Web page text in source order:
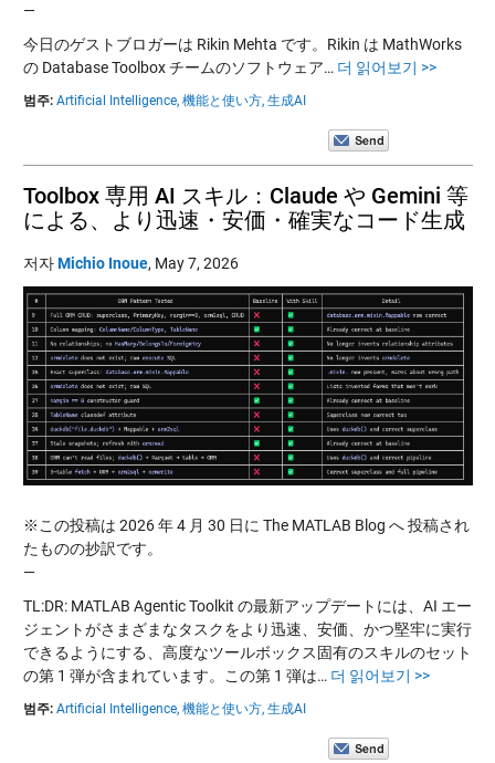
—
今日のゲストブロガーは Rikin Mehta です。Rikin は MathWorks
の Database Toolbox チームのソフトウェア… 더 읽어보기 >>
범주: Artificial Intelligence, 機能と使い方, 生成AI
Toolbox 専用 AI スキル：Claude や Gemini 等
による、より迅速・安価・確実なコード生成
저자Michio Inoue, May 7, 2026
※この投稿は 2026 年 4 月 30 日に The MATLAB Blog へ 投稿され
たものの抄訳です。
—
TL:DR: MATLAB Agentic Toolkit の最新アップデートには、AI エー
ジェントがさまざまなタスクをより迅速、安価、かつ堅牢に実行
できるようにする、高度なツールボックス固有のスキルのセット
の第 1 弾が含まれています。この第 1 弾は… 더 읽어보기 >>
범주: Artificial Intelligence, 機能と使い方, 生成AI